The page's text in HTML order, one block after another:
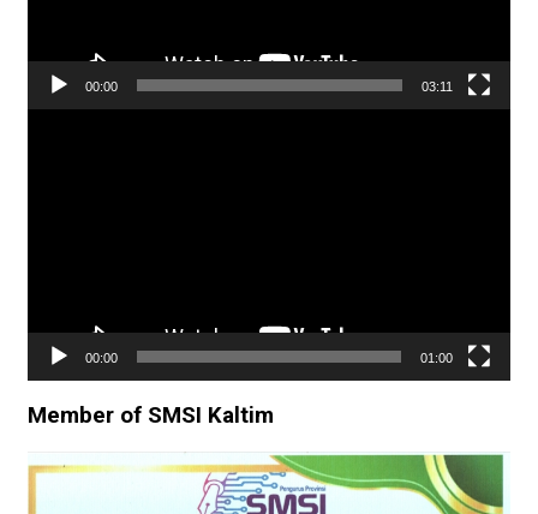
00:00 03:11
00:00 01:00
Member of SMSI Kaltim